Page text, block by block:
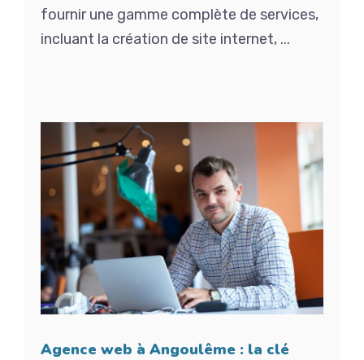
fournir une gamme complète de services,
incluant la création de site internet, ...
Agence web à Angoulême : la clé